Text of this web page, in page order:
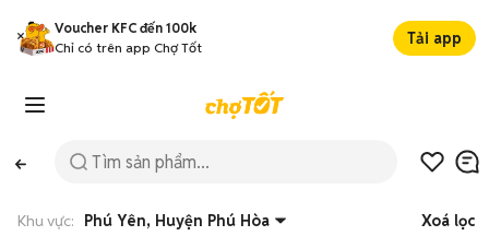
Voucher KFC đến 100k
Chỉ có trên app Chợ Tốt
Tải app
Khu vực: Phú Yên, Huyện Phú Hòa Xoá lọc